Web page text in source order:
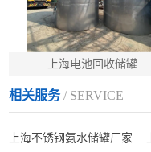
上海电池回收储罐
相关服务/ SERVICE
上海不锈钢氨水储罐厂家